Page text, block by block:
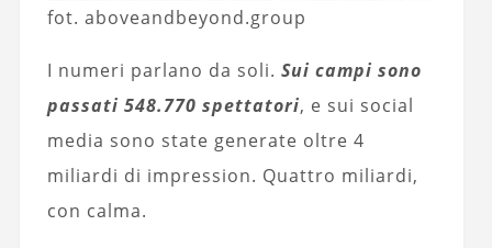
fot. aboveandbeyond.group
I numeri parlano da soli. Sui campi sono
passati 548.770 spettatori, e sui social
media sono state generate oltre 4
miliardi di impression. Quattro miliardi,
con calma.